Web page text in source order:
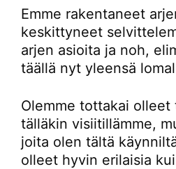
Emme rakentaneet
keskittyneet
arjen asioita ja noh,
täällä nyt yleensä
Olemme tottakai olleet
tälläkin visiitillämme,
joita olen tältä
olleet hyvin erilaisia